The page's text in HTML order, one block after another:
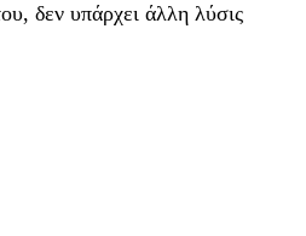
δεν υπάρχει άλλη λύσις